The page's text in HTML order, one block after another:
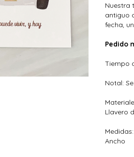
Nuestra
antiguo
fecha,
Pedido
Tiempo
Notal:
Llavero
Ancho